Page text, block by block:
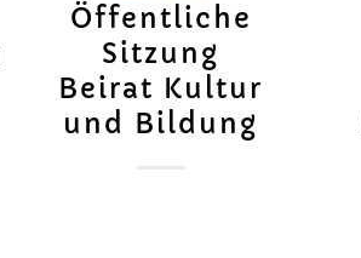
Öffentliche
Sitzung
Beirat Kultur
und Bildung